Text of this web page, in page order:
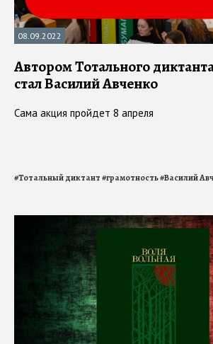
08.09.2022
Автором Тотального
стал Василий Авченко
Сама акция пройдет 8 апреля
#Тотальный диктант#грамотность#Василий